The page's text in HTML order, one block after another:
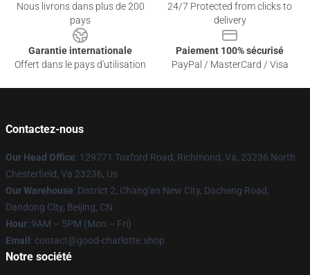
Nous livrons dans plus de 200
pays
24/7 Protected from clicks to
delivery
Garantie internationale
Offert dans le pays d'utilisation
Paiement 100% sécurisé
PayPal / MasterCard / Visa
Contactez-nous
Our Head Office: 129771 Tuxford Road, Richmond, Va, 23236 North
Chesterfield, Va 23236, Us
Our Warehouse: District 2, Chang'an New City, Dacheng Road,
Dandong City, Beijing, CN
Hour: 9AM – 5PM (Mon – Fri)
Email : contact@good-charlotte.shop
Notre société